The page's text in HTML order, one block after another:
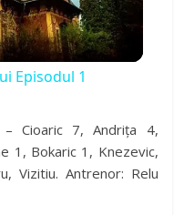
Episodul 1
– Cioaric 7, Andrița 4,
1, Bokaric 1, Knezevic,
Vizitiu. Antrenor: Relu